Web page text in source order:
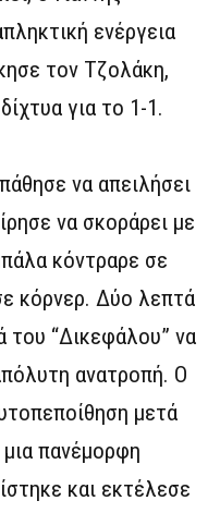
ενέργεια
τον Τζολάκη,
για το 1-1.
να απειλήσει
να σκοράρει με
κόντραρε σε
κόρνερ. Δύο λεπτά
του “Δικεφάλου” να
ανατροπή. Ο
μετά
πανέμορφη
και εκτέλεσε